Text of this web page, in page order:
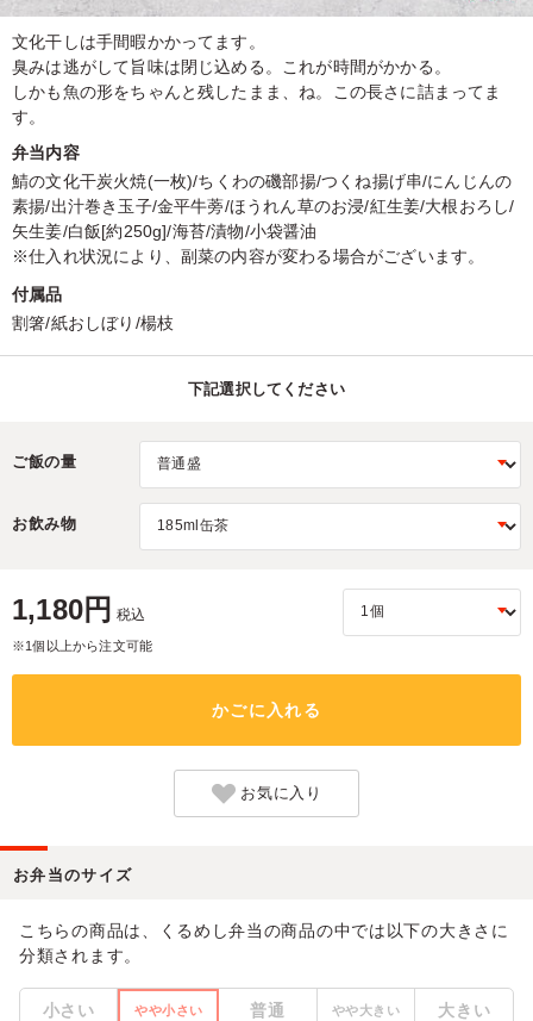
文化干しは手間暇かかってます。
臭みは逃がして旨味は閉じ込める。これが時間がかかる。
しかも魚の形をちゃんと残したまま、ね。この長さに詰まってま
す。
弁当内容
鯖の文化干炭火焼(一枚)/ちくわの磯部揚/つくね揚げ串/にんじんの
素揚/出汁巻き玉子/金平牛蒡/ほうれん草のお浸/紅生姜/大根おろし/
矢生姜/白飯[約250g]/海苔/漬物/小袋醤油
※仕入れ状況により、副菜の内容が変わる場合がございます。
付属品
割箸/紙おしぼり/楊枝
下記選択してください
ご飯の量
お飲み物
1,180円 税込
※1個以上から注文可能
かごに入れる
お気に入り
お弁当のサイズ
こちらの商品は、くるめし弁当の商品の中では以下の大きさに
分類されます。
小さい やや小さい 普通 やや大きい 大きい